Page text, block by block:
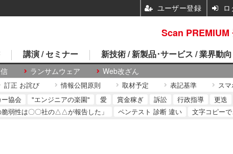
ランサムウェア Web改ざん
講演 / セミナー 新技術 / 新製品･サービス / 業界動向
訂正 お詫び 情報公開原則 取材予定 表記基準 スマ
協会 "エンジニアの楽園" 愛 賞金稼ぎ 訴訟 行政指導 更迭
脆弱性は〇〇社の△△が報告した」
ペンテスト 診断 違い 文字コピー
Scan PREMIUM
ユーザー登録 ロ